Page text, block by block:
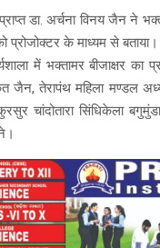
प्राप्त डा. अर्चना विनय जैन ने
प्रोजोक्टर के माध्यम से
में भक्तामर बीजाक्षर का
तेरापंथ महिला मण्डल
चांदोतारा सिंधिकेला